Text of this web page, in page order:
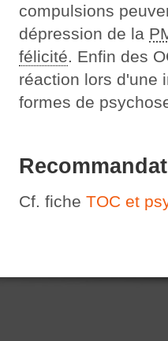
compulsions
dépression de la
félicité. Enfin des
réaction lors d'une
formes de
Cf. fiche TOC et